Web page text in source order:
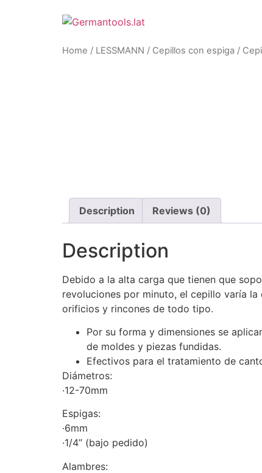
Home / LESSMANN / Cepillos con espiga /
Description Reviews (0)
Description
Debido a la alta carga que tienen que
revoluciones por minuto, el cepillo varía
orificios y rincones de todo tipo.
Por su forma y dimensiones se
de moldes y piezas fundidas.
Efectivos para el tratamiento de
Diámetros:
·12-70mm
Espigas:
·6mm
·1/4’’ (bajo pedido)
Alambres: